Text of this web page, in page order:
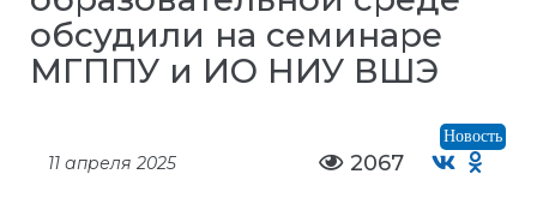
обсудили на семинаре
МГППУ и ИО НИУ ВШЭ
Новость
11 апреля 2025 2067